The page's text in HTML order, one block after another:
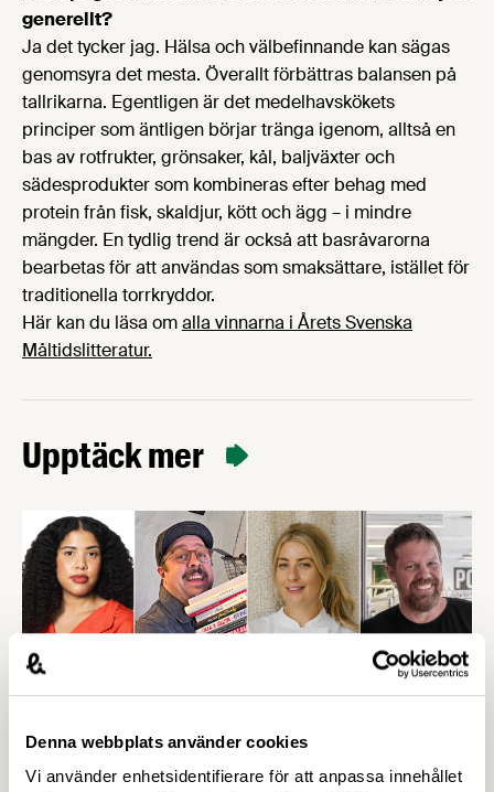
Denna webbplats använder cookies
Vi använder enhetsidentifierare för att anpassa innehållet
generellt?
Ja det tycker jag. Hälsa och välbefinnande kan sägas
genomsyra det mesta. Överallt förbättras balansen på
tallrikarna. Egentligen är det medelhavskökets
principer som äntligen börjar tränga igenom, alltså en
bas av rotfrukter, grönsaker, kål, baljväxter och
sädesprodukter som kombineras efter behag med
protein från fisk, skaldjur, kött och ägg – i mindre
mängder. En tydlig trend är också att basråvarorna
bearbetas för att användas som smaksättare, istället för
traditionella torrkryddor.
Här kan du läsa omalla vinnarna i Årets Svenska
Måltidslitteratur.
Upptäck mer